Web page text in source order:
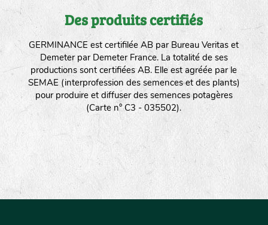
Des produits certifiés
GERMINANCE est certifilée AB par Bureau Veritas et
Demeter par Demeter France. La totalité de ses
productions sont certifiées AB. Elle est agréée par le
SEMAE (interprofession des semences et des plants)
pour produire et diffuser des semences potagères
(Carte n° C3 - 035502).